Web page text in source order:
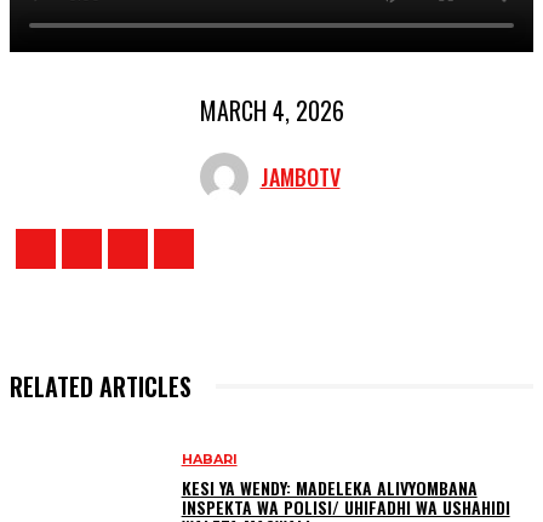
MARCH 4, 2026
JAMBOTV
RELATED ARTICLES
HABARI
KESI YA WENDY: MADELEKA ALIVYOMBANA
INSPEKTA WA POLISI/ UHIFADHI WA USHAHIDI